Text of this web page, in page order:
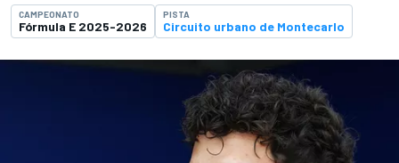
CAMPEONATO
Fórmula E 2025-2026
PISTA
Circuito urbano de Montecarlo